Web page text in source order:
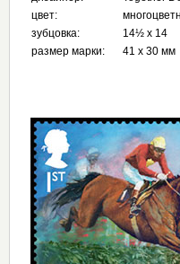
цвет:
зубцовка:
14½ x 14
размер марки:
41 x 30 мм